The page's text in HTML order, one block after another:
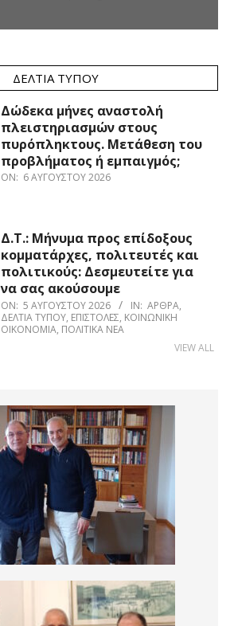
ΔΕΛΤΊΑ ΤΎΠΟΥ
Δώδεκα μήνες αναστολή
πλειστηριασμών στους
πυρόπληκτους. Μετάθεση του
προβλήματος ή εμπαιγμός;
ON: 6 ΑΥΓΟΎΣΤΟΥ 2026
Δ.Τ.: Μήνυμα προς επίδοξους
κομματάρχες, πολιτευτές και
πολιτικούς: Δεσμευτείτε για
να σας ακούσουμε
ON: 5 ΑΥΓΟΎΣΤΟΥ 2026 IN: ΆΡΘΡΑ,
ΔΕΛΤΊΑ ΤΎΠΟΥ, ΕΠΙΣΤΟΛΈΣ, ΚΟΙΝΩΝΙΚΉ
ΟΙΚΟΝΟΜΊΑ, ΠΟΛΙΤΙΚΆ ΝΈΑ
VIEW ALL